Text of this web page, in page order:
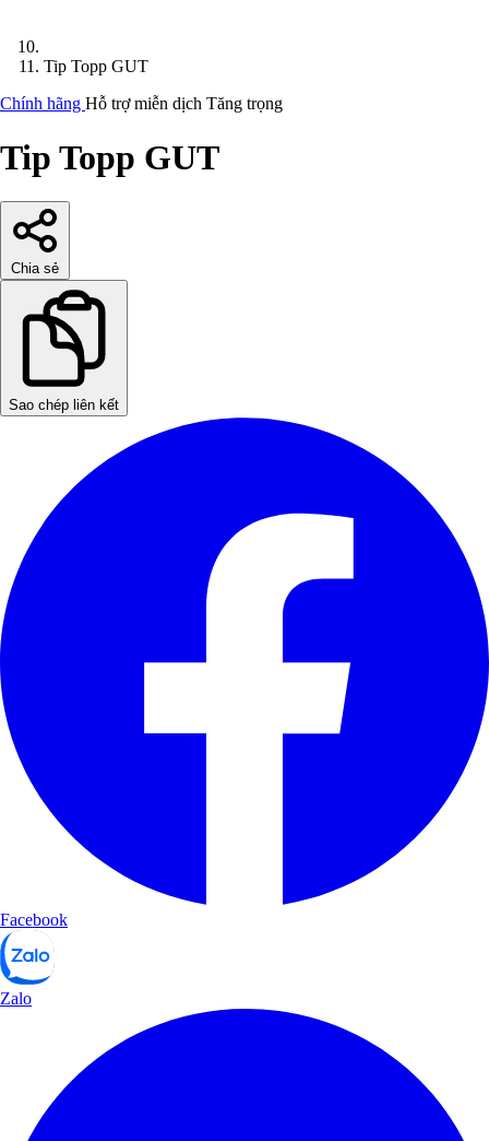
Tip Topp GUT
Chính hãng Hỗ trợ miễn dịch Tăng trọng
Tip Topp GUT
Chia sẻ
Sao chép liên kết
Facebook
Zalo